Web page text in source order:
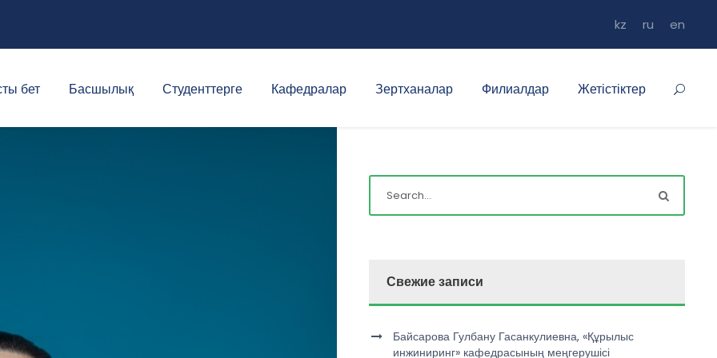
kz ru en
бет Басшылық Студенттерге Кафедралар Зертханалар Филиалдар Жетістіктер
Свежие записи
Байсарова Гулбану Гасанкулиевна, «Құрылыс
инжиниринг» кафедрасының меңгерушісі